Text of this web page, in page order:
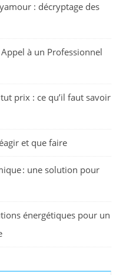
: décryptage des
à un Professionnel
prix : ce qu’il faut savoir
et que faire
: une solution pour
énergétiques pour un